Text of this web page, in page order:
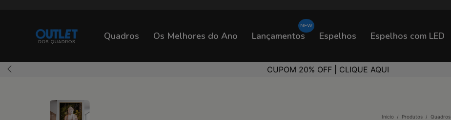
CUPOM 20% OFF | CLIQUE AQUI
Quadros Os Melhores do Ano Lançamentos Espelhos Espelhos com LED
Início / Produtos / Quadros